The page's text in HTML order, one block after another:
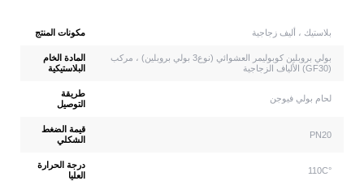
مكونات المنتج بلاستيك ، أليف زجاجية
المادة الخام
البلاستيكية
بولي بروبلين كوبوليمر العشوائي (نوع3 بولي بروبلين) ، مركب
الألياف الزجاجية (GF30)
طريقة
التوصيل
لحام بولي فيوجن
قيمة الضغط
الشكلي
PN20
درجة الحرارة
العليا
110C°